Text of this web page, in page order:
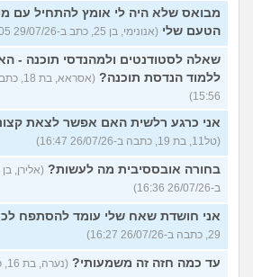
מבואס שלא היה לי אומץ להתחיל עם
הטעם שלי (אנונימי, בן 25, כתב ב-29/07/26 16:05)
שאלה לסטודנטים ולמהנדסי תוכנה -
ללמוד הנדסת תוכנה?
15:56)
אני כרגע רלשית האם אפשר לצאת
(טל11, בת 19, כתבה ב-26/07/26 16:47)
בחורה אובססיבית מה לעשות?
ב-26/07/26 16:36)
אני חושדת שאח שלי עומד להסתפח
29, כתבה ב-26/07/26 16:27)
עד כמה חזה זה משמעותי?